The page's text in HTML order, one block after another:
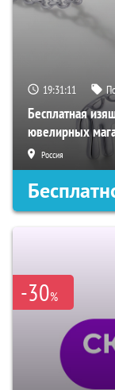
19:31:10
Бесплатная
ювелирных
Россия
-30%